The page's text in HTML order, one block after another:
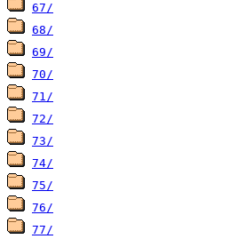
67/
68/
69/
70/
71/
72/
73/
74/
75/
76/
77/